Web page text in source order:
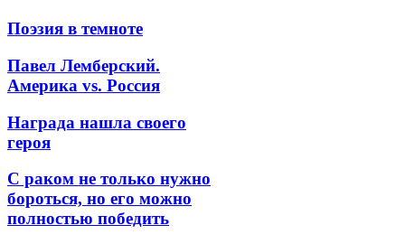
Поэзия в темноте
Павел Лемберский.
Америка vs. Россия
Награда нашла своего
героя
С раком не только нужно
бороться, но его можно
полностью победить